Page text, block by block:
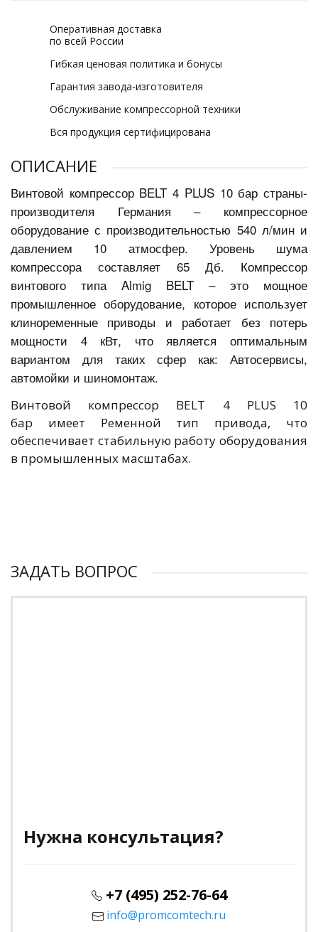
Оперативная доставка
по всей России
Гибкая ценовая политика и бонусы
Гарантия завода-изготовителя
Обслуживание компрессорной техники
Вся продукция сертифицирована
ОПИСАНИЕ
Винтовой компрессор BELT 4 PLUS 10 бар страны-
производителя Германия – компрессорное
оборудование с производительностью 540 л/мин и
давлением 10 атмосфер. Уровень шума
компрессора составляет 65Дб. Компрессор
винтового типа Almig BELT – это мощное
промышленное оборудование, которое использует
клиноременные приводы и работает без потерь
мощности 4 кВт, что является оптимальным
вариантом для таких сфер как: Автосервисы,
автомойки и шиномонтаж.
Винтовой компрессор BELT 4 PLUS 10
бар имеет Ременной тип привода, что
обеспечивает стабильную работу оборудования
в промышленных масштабах.
ЗАДАТЬ ВОПРОС
Нужна консультация?
+7 (495) 252-76-64
info@promcomtech.ru